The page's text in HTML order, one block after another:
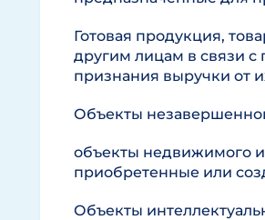
Готовая продукция,
другим лицам в связи
признания выручки от
Объекты
объекты недвижимого
приобретенные или
Объекты